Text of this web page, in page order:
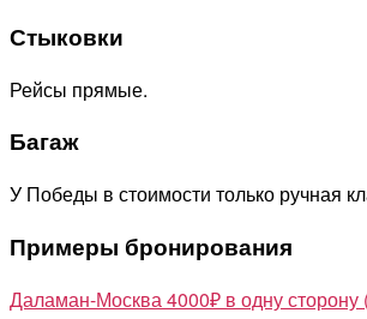
Стыковки
Рейсы прямые.
Багаж
У Победы в стоимости только ручная
Примеры бронирования
Даламан-Москва 4000₽ в одну